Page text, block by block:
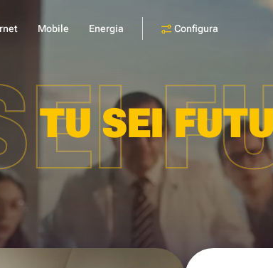
Mobile Energia Configura
TU SEI